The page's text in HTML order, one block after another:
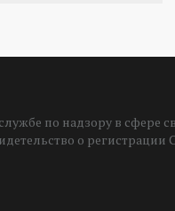
по надзору в сфере
о